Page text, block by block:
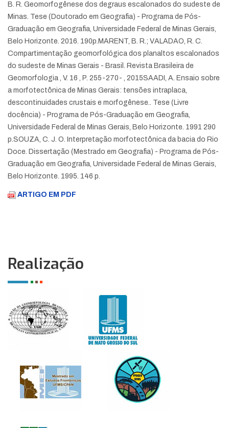
B. R. Geomorfogênese dos degraus escalonados do sudeste de
Minas. Tese (Doutorado em Geografia) - Programa de Pós-
Graduação em Geografia, Universidade Federal de Minas Gerais,
Belo Horizonte. 2016. 190p. MARENT, B. R.; VALADAO, R. C.
Compartimentação geomorfológica dos planaltos escalonados
do sudeste de Minas Gerais - Brasil. Revista Brasileira de
Geomorfologia , V. 16 , P. 255-270- , 2015SAADI, A. Ensaio sobre
a morfotectônica de Minas Gerais: tensões intraplaca,
descontinuidades crustais e morfogênese.. Tese (Livre
docência) - Programa de Pós-Graduação em Geografia,
Universidade Federal de Minas Gerais, Belo Horizonte. 1991 290
p.SOUZA, C. J. O. Interpretação morfotectônica da bacia do Rio
Doce. Dissertação (Mestrado em Geografia) - Programa de Pós-
Graduação em Geografia, Universidade Federal de Minas Gerais,
Belo Horizonte. 1995. 146 p.
ARTIGO EM PDF
Realização